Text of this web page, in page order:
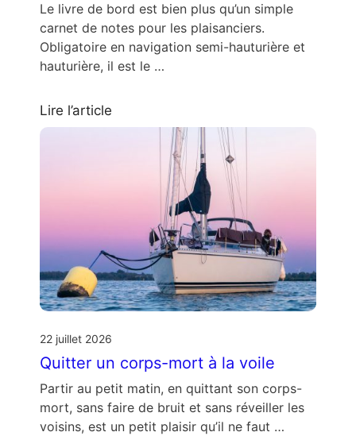
Le livre de bord est bien plus qu’un simple
carnet de notes pour les plaisanciers.
Obligatoire en navigation semi-hauturière et
hauturière, il est le …
Lire l’article
22 juillet 2026
Quitter un corps-mort à la voile
Partir au petit matin, en quittant son corps-
mort, sans faire de bruit et sans réveiller les
voisins, est un petit plaisir qu’il ne faut …